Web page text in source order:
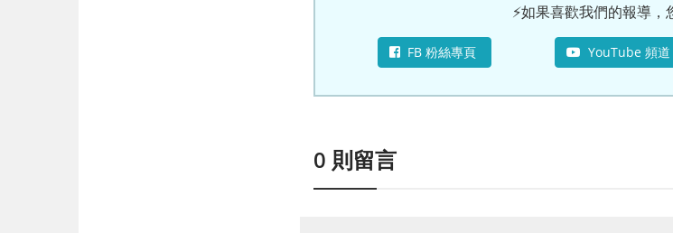
⚡如果喜歡我們的報導
FB 粉絲專頁 YouTube 頻道
0 則留言